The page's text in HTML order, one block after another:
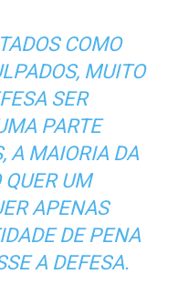
COMO
MUITO
SER
PARTE
A MAIORIA DA
UM
APENAS
DE PENA
A DEFESA.